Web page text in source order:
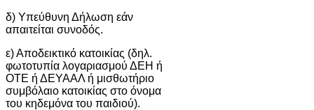
δ) Υπεύθυνη Δήλωση εάν
απαιτείται συνοδός.
ε) Αποδεικτικό κατοικίας (δηλ.
φωτοτυπία λογαριασμού ΔΕΗ ή
ΟΤΕ ή ΔΕΥΑΑΛ ή μισθωτήριο
συμβόλαιο κατοικίας στο όνομα
του κηδεμόνα του παιδιού).